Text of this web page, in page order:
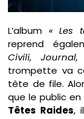
L’album « Les
reprend
Civili, Journal,
trompette va
tête de file.
que le public
Têtes Raides,